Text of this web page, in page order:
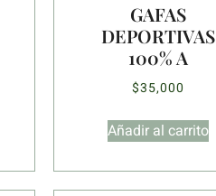
GAFAS
DEPORTIVAS
100% A
$35,000
Añadir al carrito